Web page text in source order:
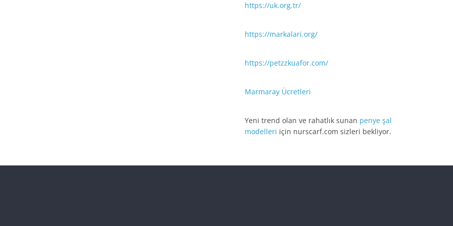
https://uk.org.tr/
https://markalari.org/
https://petzzkuafor.com/
Marmaray Ücretleri
Yeni trend olan ve rahatlık sunan penye şal
modelleri için nurscarf.com sizleri bekliyor.